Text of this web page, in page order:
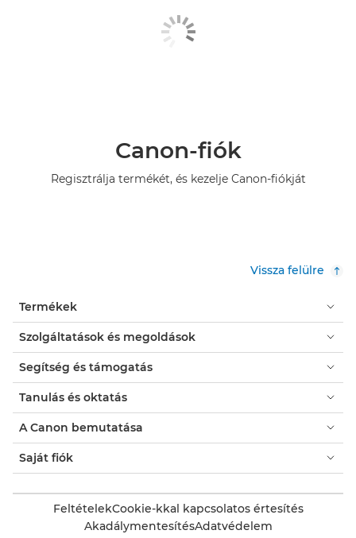
Canon-fiók
Regisztrálja termékét, és kezelje Canon-fiókját
Vissza felülre
Termékek
Szolgáltatások és megoldások
Segítség és támogatás
Tanulás és oktatás
A Canon bemutatása
Saját fiók
FeltételekCookie-kkal kapcsolatos értesítés
AkadálymentesítésAdatvédelem